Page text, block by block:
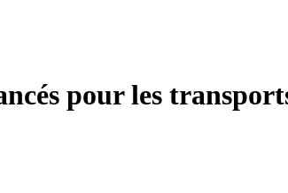
pour les